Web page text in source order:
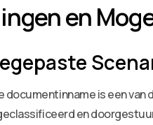
en
documentinname is een
en